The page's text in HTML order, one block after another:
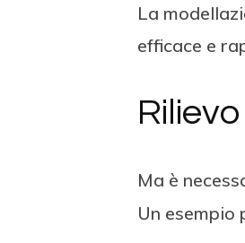
La
efficace e
Ma è
Un esempio